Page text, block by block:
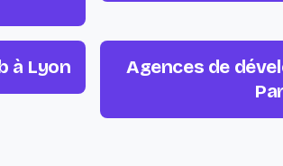
à Lyon
Agences de